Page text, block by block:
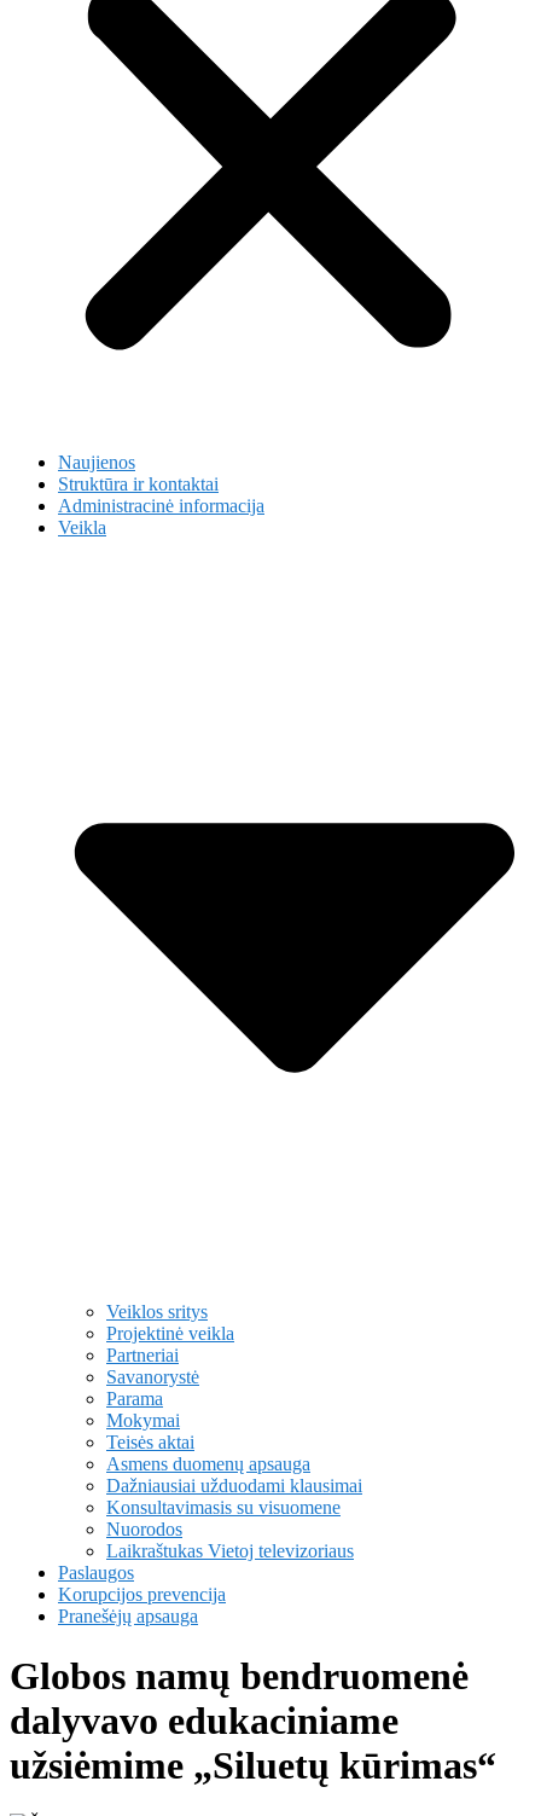
Naujienos
Struktūra ir kontaktai
Administracinė informacija
Veikla
Veiklos sritys
Projektinė veikla
Partneriai
Savanorystė
Parama
Mokymai
Teisės aktai
Asmens duomenų apsauga
Dažniausiai užduodami klausimai
Konsultavimasis su visuomene
Nuorodos
Laikraštukas Vietoj televizoriaus
Paslaugos
Korupcijos prevencija
Pranešėjų apsauga
Globos namų bendruomenė
dalyvavo edukaciniame
užsiėmime „Siluetų kūrimas“